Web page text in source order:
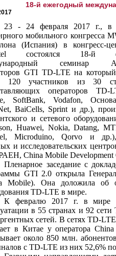
18-й ежегодный
23 - 24 февраля 2017 г., в
мобильного конгресса
(Испания) в конгресс-
состоялся 18-й
семинар
GTI TD-LTE на
120 участников из 30
операторов TD-
, SoftBank, Vodafon,
,BaiCells, Sprint и др.),
и сетевого
, Huawei, Nokia,Datang,
,Microduino,Qorvo и
и исследовательских
China Mobile Development
Пленарное заседание с
GTI2.0 открыла
Mobile). Она доложила об
TD-LTE в мире.
К февралю 2017 г. в мире
в 55 странах и 92
сетей. В сетях TD-
в Китае у оператораChina
около 850 млн.
с TD-LTE из них 52,6%